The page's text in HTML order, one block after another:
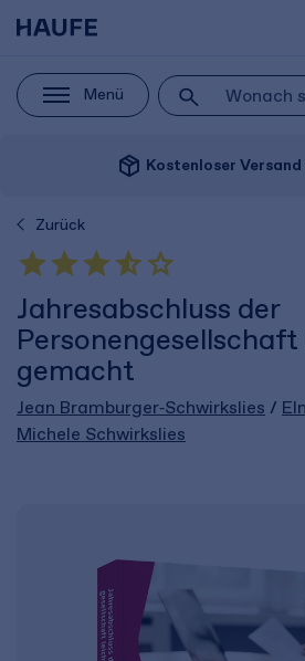
Menü
package_2 Kostenloser
Zurück
Jahresabschluss der
gemacht
Jean Bramburger‑Schwirkslies /
Michele Schwirkslies